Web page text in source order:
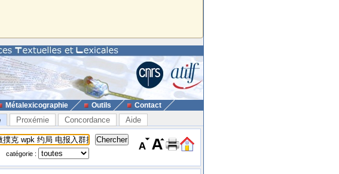
Métalexicographie Outils Contact
Proxémie Concordance Aide
catégorie :